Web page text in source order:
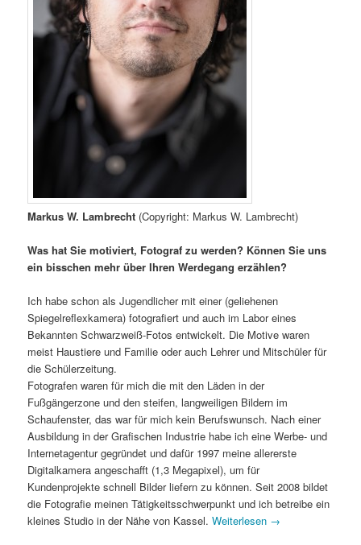
Markus W. Lambrecht (Copyright: Markus W. Lambrecht)
Was hat Sie motiviert, Fotograf zu werden? Können Sie uns
ein bisschen mehr über Ihren Werdegang erzählen?
Ich habe schon als Jugendlicher mit einer (geliehenen
Spiegelreflexkamera) fotografiert und auch im Labor eines
Bekannten Schwarzweiß-Fotos entwickelt. Die Motive waren
meist Haustiere und Familie oder auch Lehrer und Mitschüler für
die Schülerzeitung.
Fotografen waren für mich die mit den Läden in der
Fußgängerzone und den steifen, langweiligen Bildern im
Schaufenster, das war für mich kein Berufswunsch. Nach einer
Ausbildung in der Grafischen Industrie habe ich eine Werbe- und
Internetagentur gegründet und dafür 1997 meine allererste
Digitalkamera angeschafft (1,3 Megapixel), um für
Kundenprojekte schnell Bilder liefern zu können. Seit 2008 bildet
die Fotografie meinen Tätigkeitsschwerpunkt und ich betreibe ein
kleines Studio in der Nähe von Kassel.Weiterlesen →